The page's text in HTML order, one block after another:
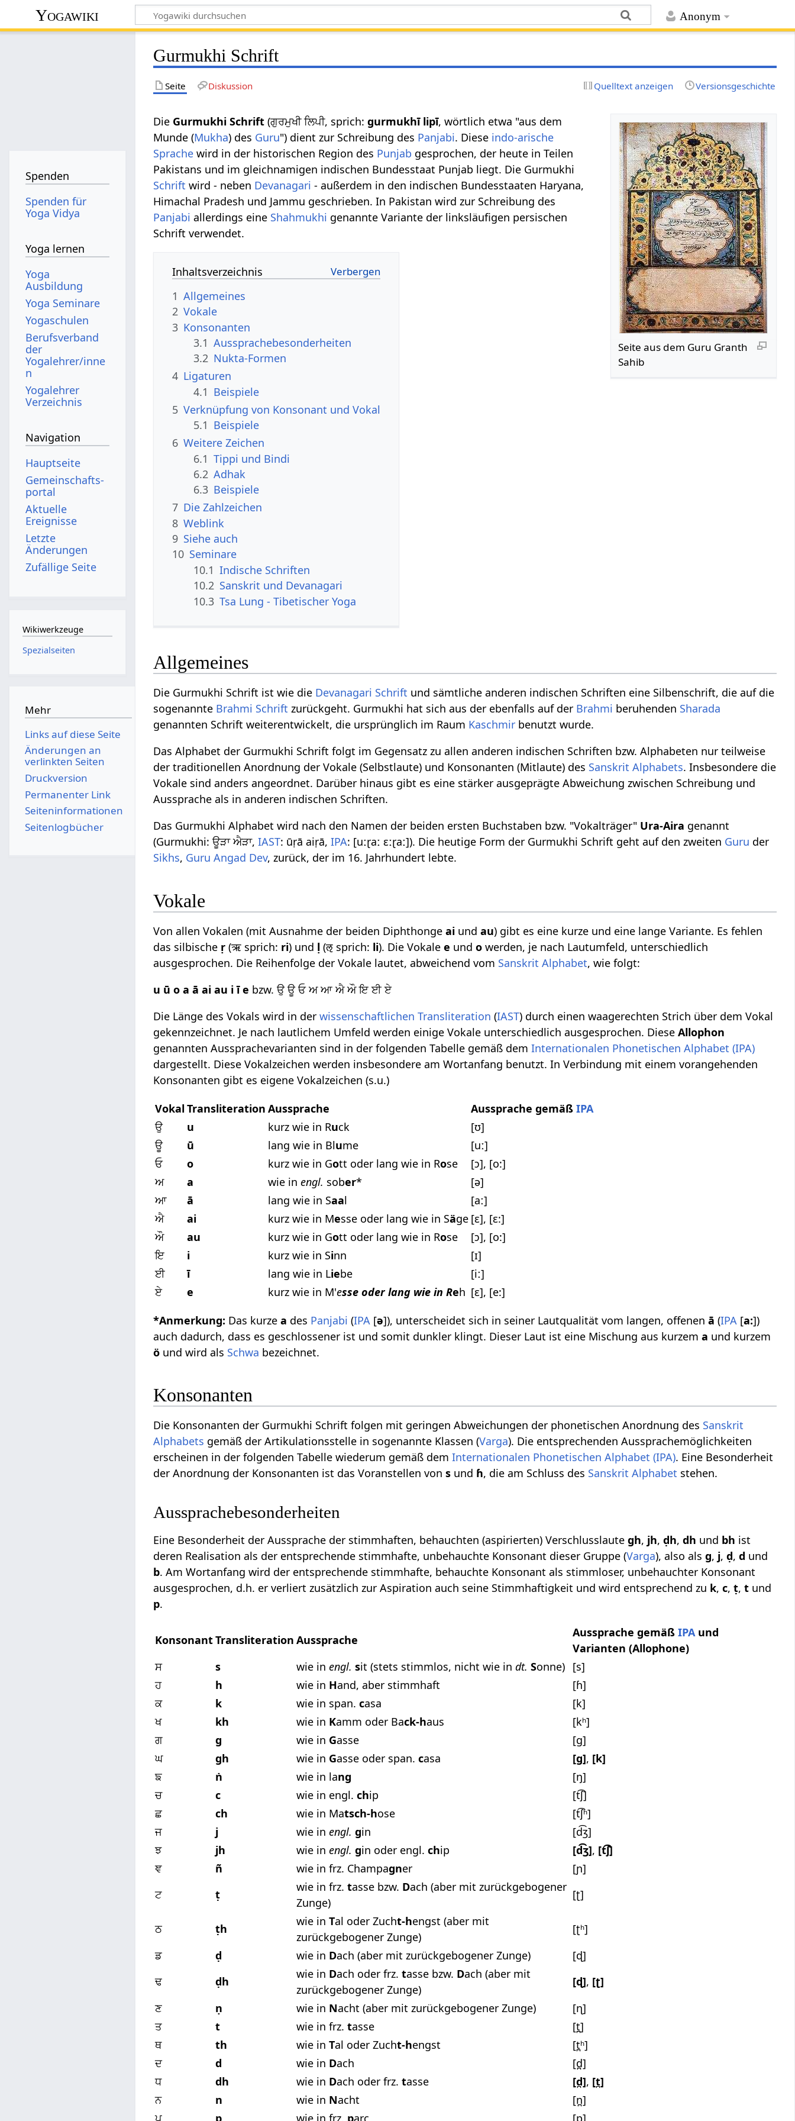
Anonym
Yogawiki
Gurmukhi Schrift
Seite Diskussion Quelltext anzeigen Versionsgeschichte
Seite aus dem Guru Granth
Sahib
Die Gurmukhi Schrift (ਗੁਰਮੁਖੀ ਲਿਪੀ, sprich:gurmukhī lipī, wörtlich etwa "aus dem
Munde (Mukha) des Guru") dient zur Schreibung des Panjabi. Diese indo-arische
Sprache wird in der historischen Region des Punjab gesprochen, der heute in Teilen
Pakistans und im gleichnamigen indischen Bundesstaat Punjab liegt. Die Gurmukhi
Schrift wird - neben Devanagari - außerdem in den indischen Bundesstaaten Haryana,
Himachal Pradesh und Jammu geschrieben. In Pakistan wird zur Schreibung des
Panjabi allerdings eine Shahmukhi genannte Variante der linksläufigen persischen
Schrift verwendet.
Inhaltsverzeichnis
1 Allgemeines
2 Vokale
3 Konsonanten
3.1 Aussprachebesonderheiten
3.2 Nukta-Formen
4 Ligaturen
4.1 Beispiele
5 Verknüpfung von Konsonant und Vokal
5.1 Beispiele
6 Weitere Zeichen
6.1 Tippi und Bindi
6.2 Adhak
6.3 Beispiele
7 Die Zahlzeichen
8 Weblink
9 Siehe auch
10 Seminare
10.1 Indische Schriften
10.2 Sanskrit und Devanagari
10.3 Tsa Lung - Tibetischer Yoga
Allgemeines
Die Gurmukhi Schrift ist wie die Devanagari Schrift und sämtliche anderen indischen Schriften eine Silbenschrift, die auf die
sogenannte Brahmi Schrift zurückgeht. Gurmukhi hat sich aus der ebenfalls auf der Brahmi beruhenden Sharada
genannten Schrift weiterentwickelt, die ursprünglich im Raum Kaschmir benutzt wurde.
Das Alphabet der Gurmukhi Schrift folgt im Gegensatz zu allen anderen indischen Schriften bzw. Alphabeten nur teilweise
der traditionellen Anordnung der Vokale (Selbstlaute) und Konsonanten (Mitlaute) des Sanskrit Alphabets. Insbesondere die
Vokale sind anders angeordnet. Darüber hinaus gibt es eine stärker ausgeprägte Abweichung zwischen Schreibung und
Aussprache als in anderen indischen Schriften.
Das Gurmukhi Alphabet wird nach den Namen der beiden ersten Buchstaben bzw. "Vokalträger" Ura-Aira genannt
(Gurmukhi: ਊੜਾ ਐੜਾ,IAST: ūṛā aiṛā,IPA: [uːɽaː ɛːɽaː]). Die heutige Form der Gurmukhi Schrift geht auf den zweiten Guru der
Sikhs, Guru Angad Dev, zurück, der im 16. Jahrhundert lebte.
Vokale
Von allen Vokalen (mit Ausnahme der beiden Diphthongeai undau) gibt es eine kurze und eine lange Variante. Es fehlen
das silbische ṛ (ऋ sprich: ri) und ḷ (ऌ sprich: li). Die Vokalee undo werden, je nach Lautumfeld, unterschiedlich
ausgesprochen. Die Reihenfolge der Vokale lautet, abweichend vom Sanskrit Alphabet, wie folgt:
u ū o a ā ai au i ī e bzw. ਉ ਊ ਓ ਅ ਆ ਐ ਔ ਇ ਈ ਏ
Die Länge des Vokals wird in derwissenschaftlichen Transliteration (IAST) durch einen waagerechten Strich über dem Vokal
gekennzeichnet. Je nach lautlichem Umfeld werden einige Vokale unterschiedlich ausgesprochen. DieseAllophon
genannten Aussprachevarianten sind in der folgenden Tabelle gemäß demInternationalen Phonetischen Alphabet (IPA)
dargestellt. Diese Vokalzeichen werden insbesondere am Wortanfang benutzt. In Verbindung mit einem vorangehenden
Konsonanten gibt es eigene Vokalzeichen (s.u.)
VokalTransliteration Aussprache Aussprache gemäßIPA
ਉ
u kurz wie in Ruck
[ʊ]
ਊ
ū lang wie in Blume
[uː]
ਓ
o kurz wie in Gott oder lang wie in Rose
[ɔ], [o:]
ਅ
a wie inengl. sober*
[ə]
ਆ
ā lang wie in Saal
[aː]
ਐ
ai kurz wie in Messe oder lang wie in Säge [ɛ], [ɛ:]
ਔ
au kurz wie in Gott oder lang wie in Rose
[ɔ], [o:]
ਇ
i kurz wie in Sinn
[ɪ]
ਈ
ī lang wie in Liebe
[iː]
ਏ
e kurz wie in M'esse oder lang wie in Reh [ɛ], [e:]
*Anmerkung: Das kurzea des Panjabi (IPA [ə]), unterscheidet sich in seiner Lautqualität vom langen, offenenā (IPA [a:])
auch dadurch, dass es geschlossener ist und somit dunkler klingt. Dieser Laut ist eine Mischung aus kurzema und kurzem
ö und wird als Schwa bezeichnet.
Konsonanten
Die Konsonanten der Gurmukhi Schrift folgen mit geringen Abweichungen der phonetischen Anordnung des Sanskrit
Alphabets gemäß der Artikulationsstelle in sogenannte Klassen (Varga). Die entsprechenden Aussprachemöglichkeiten
erscheinen in der folgenden Tabelle wiederum gemäß demInternationalen Phonetischen Alphabet (IPA). Eine Besonderheit
der Anordnung der Konsonanten ist das Voranstellen vons und ɦ, die am Schluss des Sanskrit Alphabet stehen.
Aussprachebesonderheiten
Eine Besonderheit der Aussprache der stimmhaften, behauchten (aspirierten) Verschlusslautegh, jh,ḍh,dh und bh ist
deren Realisation als der entsprechende stimmhafte, unbehauchte Konsonant dieser Gruppe (Varga), also alsg, j,ḍ,d und
b. Am Wortanfang wird der entsprechende stimmhafte, behauchte Konsonant als stimmloser, unbehauchter Konsonant
ausgesprochen, d.h. er verliert zusätzlich zur Aspiration auch seine Stimmhaftigkeit und wird entsprechend zu k,c,ṭ,t und
p.
KonsonantTransliteration Aussprache
Aussprache gemäßIPAund
Varianten (Allophone)
ਸ
s wie inengl. sit (stets stimmlos, nicht wie indt. Sonne) [s]
ਹ
h wie in Hand, aber stimmhaft
[ɦ]
ਕ
k wie in span.casa
[k]
ਖ
kh wie in Kamm oder Back-haus
[kʰ]
ਗ
g wie in Gasse
[g]
ਘ
gh wie in Gasse oder span.casa [g], [k]
ਙ
ṅ wie in lang
[ŋ]
ਚ
c wie in engl.chip
[t͡ʃ]
ਛ
ch wie in Matsch-hose
[t͡ʃʰ]
ਜ
j wie inengl. gin
[d͡ʒ]
ਝ
jh wie inengl. gin oder engl.chip [d͡ʒ], [t͡ʃ]
ਞ
ñ wie in frz. Champagner
[ɲ]
ਟ
ṭ
wie in frz.tasse bzw. Dach (aber mit zurückgebogener
Zunge)
[ʈ]
ਠ ṭh
wie inTal oder Zucht-hengst (aber mit
zurückgebogener Zunge)
[ʈʰ]
ਡ
ḍ wie in Dach (aber mit zurückgebogener Zunge)
[ɖ]
ਢ
ḍh
wie in Dach oder frz.tasse bzw. Dach (aber mit
zurückgebogener Zunge)
[ɖ], [ʈ]
ਣ
ṇ wie in Nacht (aber mit zurückgebogener Zunge)
[ɳ]
ਤ
t wie in frz.tasse
[t̪]
ਥ
th wie inTal oder Zucht-hengst
[t̪ʰ]
ਦ
d wie in Dach
[d̪]
ਧ
dh wie in Dach oder frz.tasse [d̪], [t̪]
ਨ
n wie in Nacht
[n̪]
Spenden
Spenden für
Yoga Vidya
Yoga lernen
Yoga
Ausbildung
Yoga Seminare
Yogaschulen
Berufsverband
der
Yogalehrer/inne
n
Yogalehrer
Verzeichnis
Navigation
Hauptseite
Gemeinschafts­
portal
Aktuelle
Ereignisse
Letzte
Änderungen
Zufällige Seite
Wikiwerkzeuge
Spezialseiten
Mehr
Links auf diese Seite
Änderungen an
verlinkten Seiten
Druckversion
Permanenter Link
Seiten­­informationen
Seitenlogbücher